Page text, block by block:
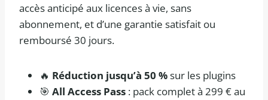
accès anticipé aux licences à vie, sans
abonnement, et d’une garantie satisfait ou
remboursé 30 jours.
🔥 Réduction jusqu’à 50 %sur les plugins
🎯 All Access Pass : pack complet à 299 € au